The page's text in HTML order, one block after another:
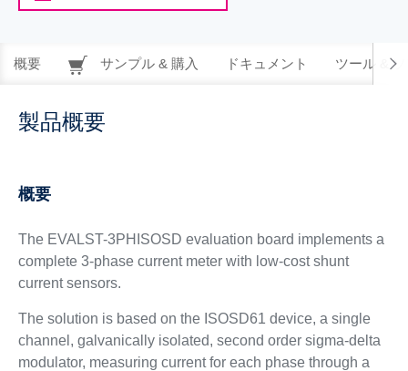
概要 サンプル & 購入 ドキュメント ツール &
製品概要
概要
The EVALST-3PHISOSD evaluation board implements a
complete 3-phase current meter with low-cost shunt
current sensors.
The solution is based on the ISOSD61 device, a single
channel, galvanically isolated, second order sigma-delta
modulator, measuring current for each phase through a